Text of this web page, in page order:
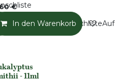
Auf die Wunschliste
€
In den Warenkorb
- 11ml